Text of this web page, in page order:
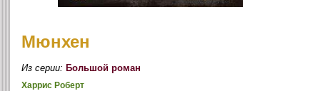
Мюнхен
Из серии:Большой роман
Харрис Роберт